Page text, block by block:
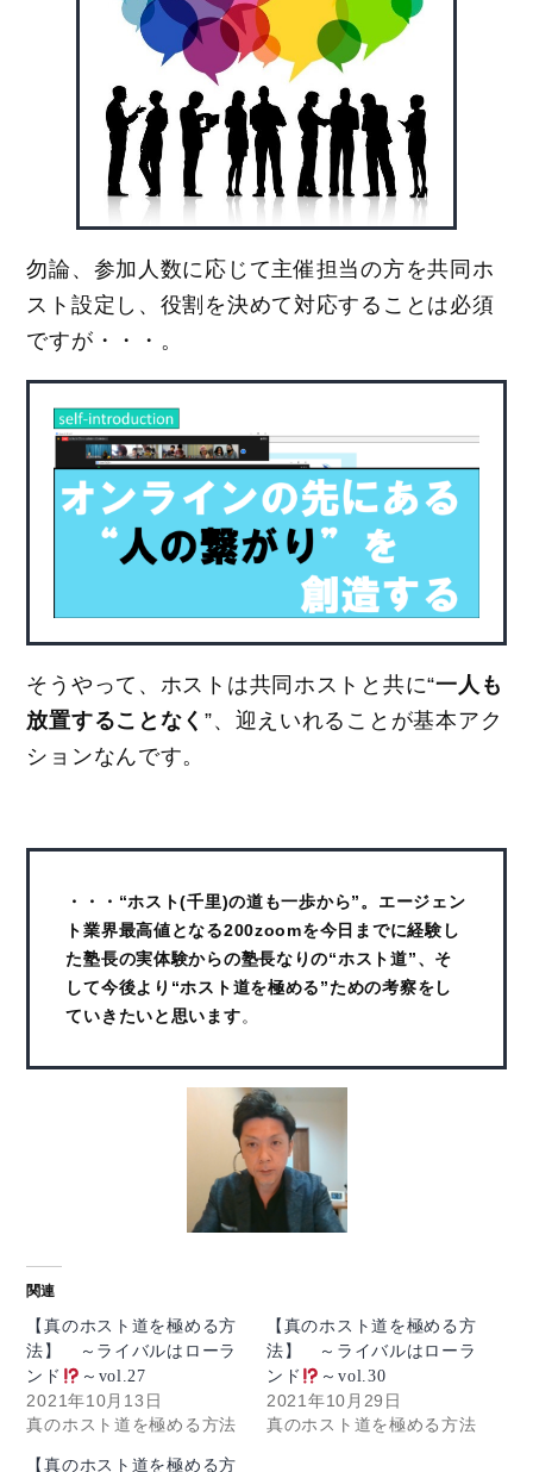
勿論、参加人数に応じて主催担当の方を共同ホ
スト設定し、役割を決めて対応することは必須
ですが・・・。
そうやって、ホストは共同ホストと共に“一人も
放置することなく”、迎えいれることが基本アク
ションなんです。
・・・“ホスト(千里)の道も一歩から”。エージェン
ト業界最高値となる200zoomを今日までに経験し
た塾長の実体験からの塾長なりの“ホスト道”、そ
して今後より“ホスト道を極める”ための考察をし
ていきたいと思います。
関連
【真のホスト道を極める方
法】 ～ライバルはローラ
ンド
～vol.27
2021年10月13日
真のホスト道を極める方法
【真のホスト道を極める方
法】 ～ライバルはローラ
ンド
～vol.30
2021年10月29日
真のホスト道を極める方法
【真のホスト道を極める方